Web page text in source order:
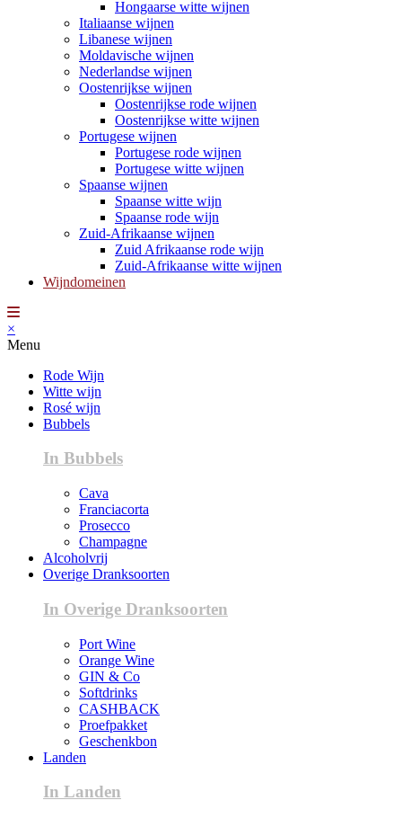
Hongaarse witte wijnen
Italiaanse wijnen
Libanese wijnen
Moldavische wijnen
Nederlandse wijnen
Oostenrijkse wijnen
Oostenrijkse rode wijnen
Oostenrijkse witte wijnen
Portugese wijnen
Portugese rode wijnen
Portugese witte wijnen
Spaanse wijnen
Spaanse witte wijn
Spaanse rode wijn
Zuid-Afrikaanse wijnen
Zuid Afrikaanse rode wijn
Zuid-Afrikaanse witte wijnen
Wijndomeinen
×
Menu
Rode Wijn
Witte wijn
Rosé wijn
Bubbels
In Bubbels
Cava
Franciacorta
Prosecco
Champagne
Alcoholvrij
Overige Dranksoorten
In Overige Dranksoorten
Port Wine
Orange Wine
GIN & Co
Softdrinks
CASHBACK
Proefpakket
Geschenkbon
Landen
In Landen